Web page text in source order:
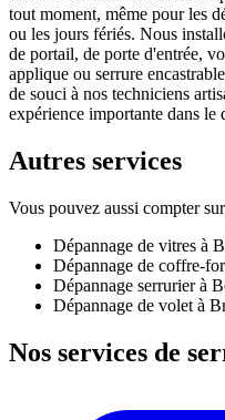
tout moment, même pour les
ou les jours fériés. Nous
de portail, de porte d'entrée,
applique ou serrure
de souci à nos techniciens
expérience importante dans le
Autres services
Vous pouvez aussi compter
Dépannage de vitres à
Dépannage de coffre-
Dépannage serrurier à
Dépannage de volet à
Nos services de